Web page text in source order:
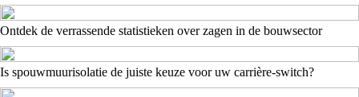
Ontdek de verrassende statistieken over zagen in de bouwsector
Is spouwmuurisolatie de juiste keuze voor uw carrière-switch?